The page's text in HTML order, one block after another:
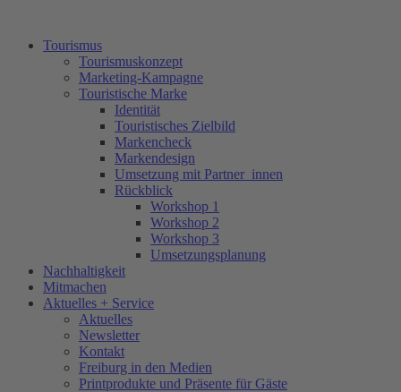
Tourismus
Tourismuskonzept
Marketing-Kampagne
Touristische Marke
Identität
Touristisches Zielbild
Markencheck
Markendesign
Umsetzung mit Partner_innen
Rückblick
Workshop 1
Workshop 2
Workshop 3
Umsetzungsplanung
Nachhaltigkeit
Mitmachen
Aktuelles + Service
Aktuelles
Newsletter
Kontakt
Freiburg in den Medien
Printprodukte und Präsente für Gäste